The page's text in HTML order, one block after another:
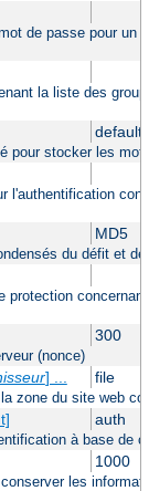
de passe pour un
la liste des
default
pour stocker les
l'authentification
MD5
du défit et
protection
300
(nonce)
] ... file
zone du site web
auth
à base de
1000
les